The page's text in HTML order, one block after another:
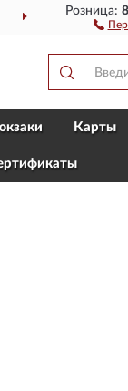
Розница:
Карты